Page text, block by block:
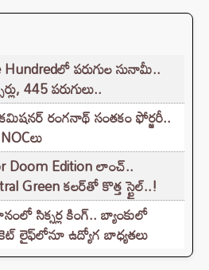
పరుగుల సునామీ..
445 పరుగులు..
రంగనాథ్ సంతకం ఫోర్జరీ..
Doom Edition లాంచ్..
Green కలర్‌తో కొత్త స్టైల్..!
సిక్సర్ల కింగ్.. బ్యాంకులో
లైఫ్‌లోనూ ఉద్యోగ బాధ్యతలు